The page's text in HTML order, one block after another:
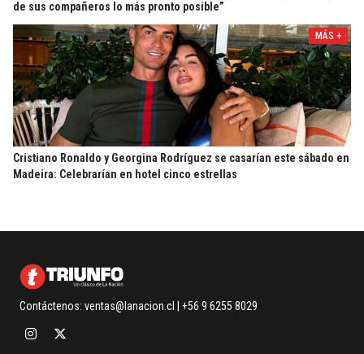
de sus compañeros lo más pronto posible”
MÁS +
Cristiano Ronaldo y Georgina Rodríguez se casarían este sábado en
Madeira: Celebrarían en hotel cinco estrellas
Contáctenos: ventas@lanacion.cl | +56 9 6255 8029